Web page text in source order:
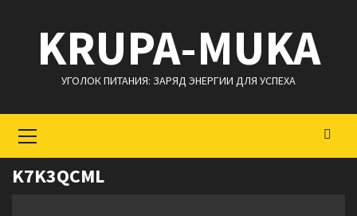
содержимому
KRUPA-MUKA
УГОЛОК ПИТАНИЯ: ЗАРЯД ЭНЕРГИИ ДЛЯ УСПЕХА
меню
K7K3QCML